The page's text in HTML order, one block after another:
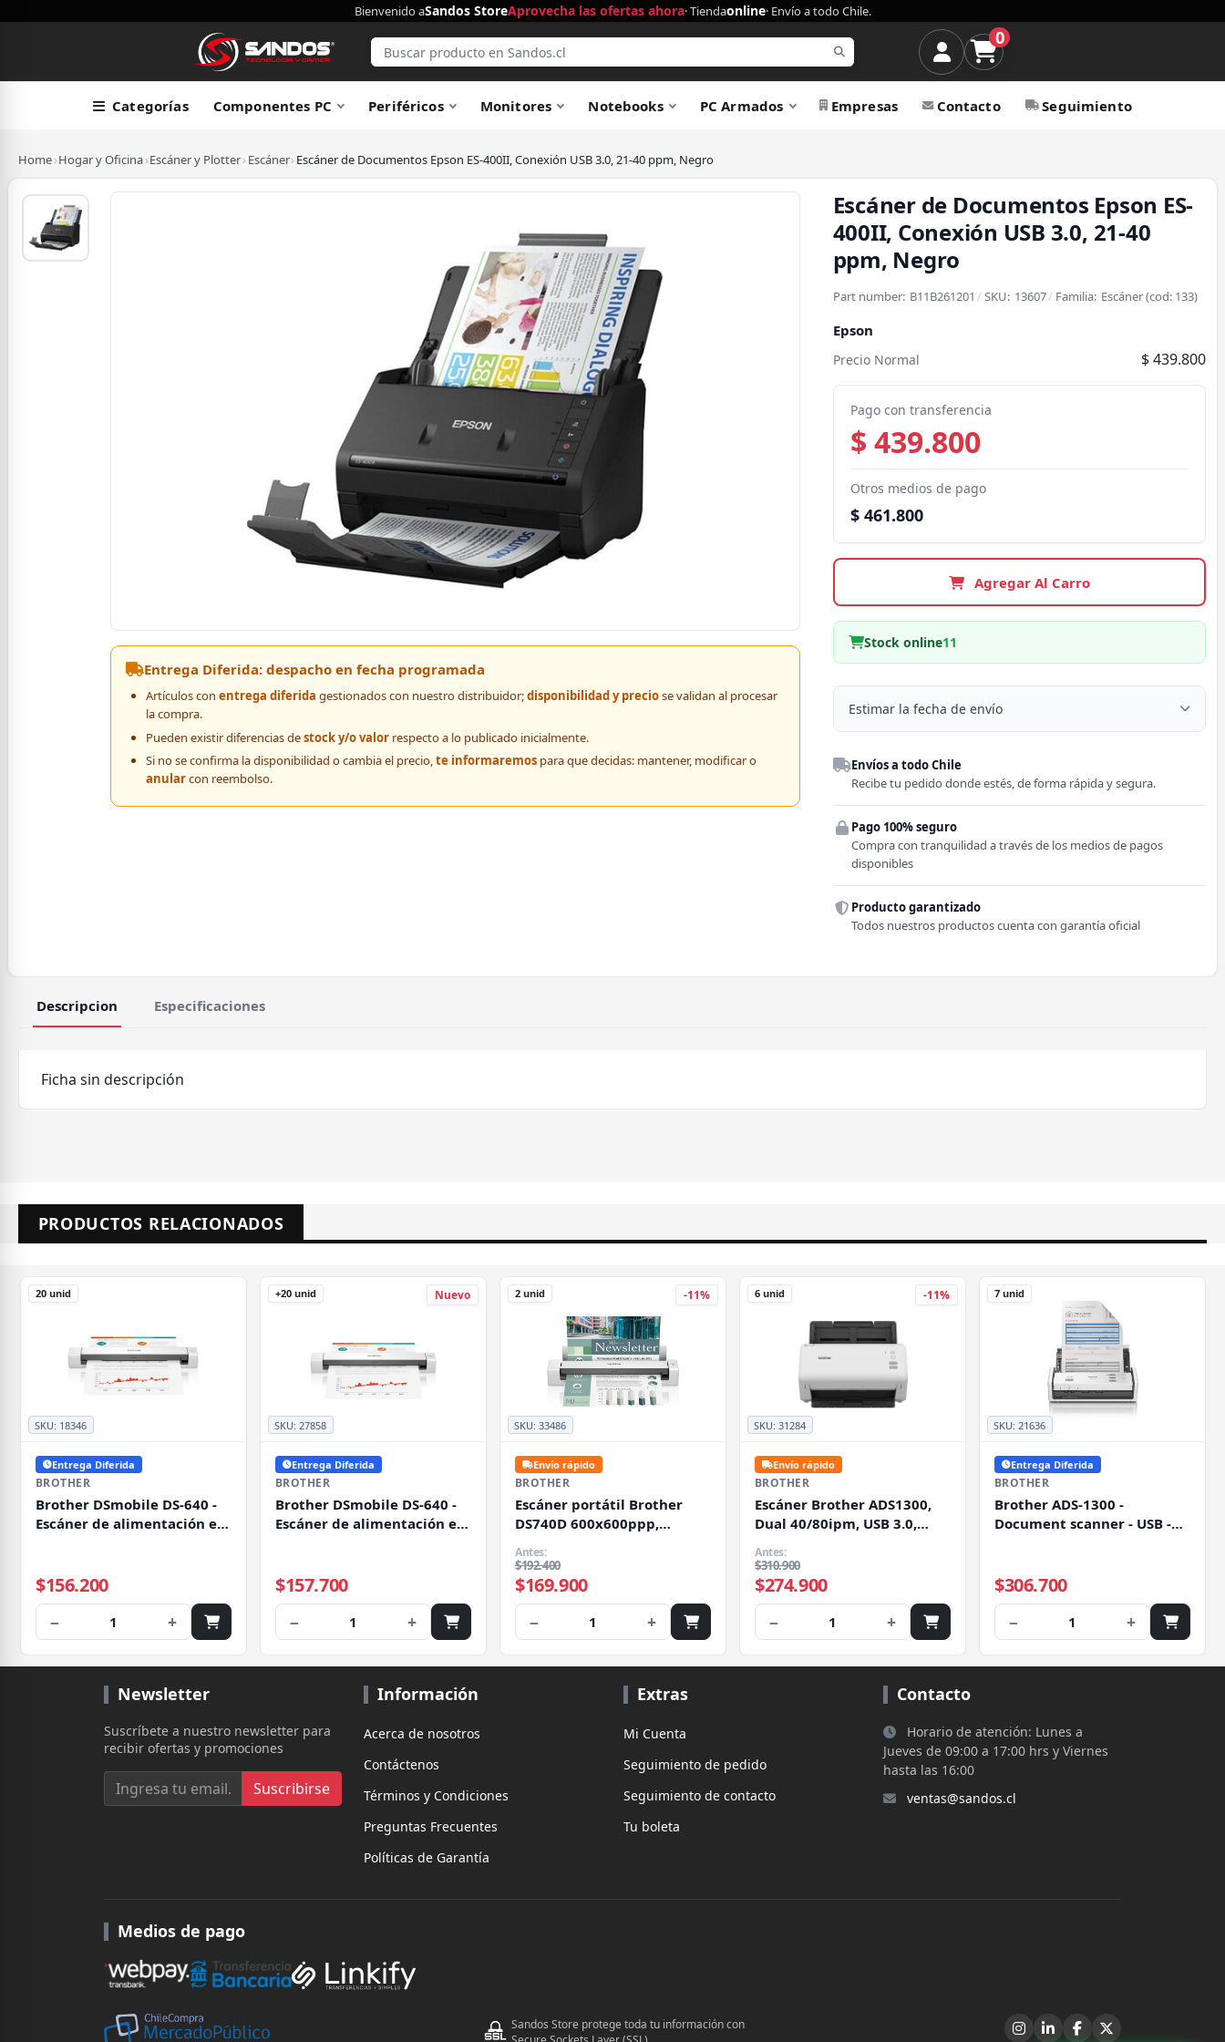
Bienvenido aSandos StoreAprovecha las ofertas ahora· Tiendaonline· Envío a todo Chile.
0
Categorías Componentes PC Periféricos Monitores Notebooks PC Armados Empresas Contacto Seguimiento
Home›Hogar y Oficina›Escáner y Plotter›Escáner›Escáner de Documentos Epson ES-400II, Conexión USB 3.0, 21-40 ppm, Negro
Entrega Diferida: despacho en fecha programada
Artículos con entrega diferida gestionados con nuestro distribuidor;disponibilidad y preciose validan al procesar
la compra.
Pueden existir diferencias destock y/o valorrespecto a lo publicado inicialmente.
Si no se confirma la disponibilidad o cambia el precio,te informaremospara que decidas: mantener, modificar o
anularcon reembolso.
Escáner de Documentos Epson ES-
400II, Conexión USB 3.0, 21-40
ppm, Negro
Part number: B11B261201 /SKU: 13607/ Familia: Escáner(cod: 133)
Epson
Precio Normal $ 439.800
Pago con transferencia
$ 439.800
Otros medios de pago
$ 461.800
Agregar Al Carro
Stock online11
Estimar la fecha de envío
Región
Comuna
Envíos a todo Chile
Recibe tu pedido donde estés, de forma rápida y segura.
Pago 100% seguro
Compra con tranquilidad a través de los medios de pagos
disponibles
Producto garantizado
Todos nuestros productos cuenta con garantía oficial
Descripcion Especificaciones
Ficha sin descripción
PRODUCTOS RELACIONADOS
SKU: 18346
20 unid
Entrega Diferida
BROTHER
Brother DSmobile DS-640 -
Escáner de alimentación en
$156.200
− 1 +
Nuevo
SKU: 27858
+20 unid
Entrega Diferida
BROTHER
Brother DSmobile DS-640 -
Escáner de alimentación en
$157.700
− 1 +
-11%
SKU:33486
2 unid
Envío rápido
BROTHER
Escáner portátil Brother
DS740D 600x600ppp,
Antes:
$192.400
$169.900
− 1 +
-11%
SKU:31284
6 unid
Envío rápido
BROTHER
Escáner Brother ADS1300,
Dual 40/80ipm, USB 3.0,
Antes:
$310.900
$274.900
− 1 +
SKU: 21636
7 unid
Entrega Diferida
BROTHER
Brother ADS-1300 -
Document scanner - USB -
$306.700
− 1 +
Newsletter
Suscríbete a nuestro newsletter para
recibir ofertas y promociones
Suscribirse
Información
Acerca de nosotros
Contáctenos
Términos y Condiciones
Preguntas Frecuentes
Políticas de Garantía
Extras
Mi Cuenta
Seguimiento de pedido
Seguimiento de contacto
Tu boleta
Contacto
Horario de atención: Lunes a
Jueves de 09:00 a 17:00 hrs y Viernes
hasta las 16:00
ventas@sandos.cl
Medios de pago
Sandos Store protege toda tu información con